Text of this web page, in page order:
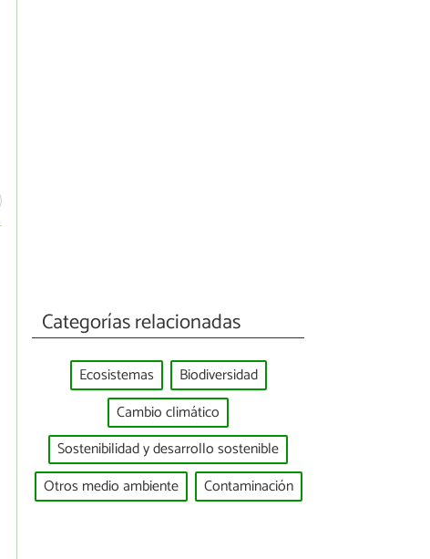
Categorías relacionadas
Ecosistemas
Biodiversidad
Cambio climático
Sostenibilidad y desarrollo sostenible
Otros medio ambiente
Contaminación